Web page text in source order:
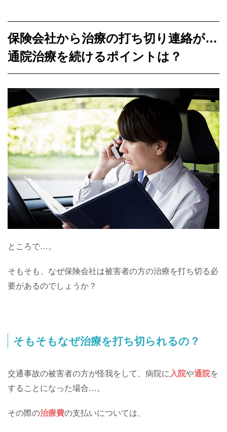
保険会社から治療の打ち切り連絡が…
通院治療を続けるポイントは？
ところで…。
そもそも、なぜ保険会社は被害者の方の治療を打ち切る必
要があるのでしょうか？
そもそもなぜ治療を打ち切られるの？
交通事故の被害者の方が怪我をして、病院に 入院や通院を
することになった場合…。
その際の治療費の支払いについては、